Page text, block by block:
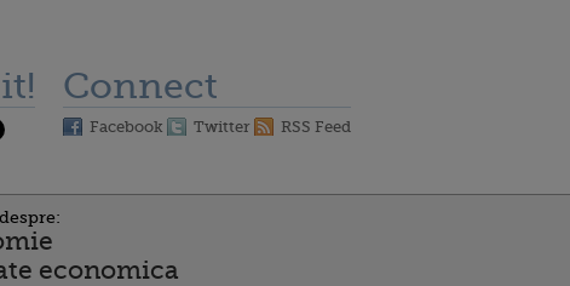
Connect
Facebook Twitter RSS Feed
economica